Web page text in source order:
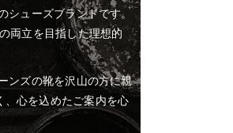
シューズブランドです。
両立を目指した理想的
ンズの靴を沢山の方に親
、心を込めたご案内を心